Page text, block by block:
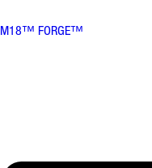
M18™ FORGE™